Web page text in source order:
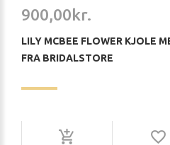
900,00kr.
LILY MCBEE FLOWER KJOLE
FRA BRIDALSTORE